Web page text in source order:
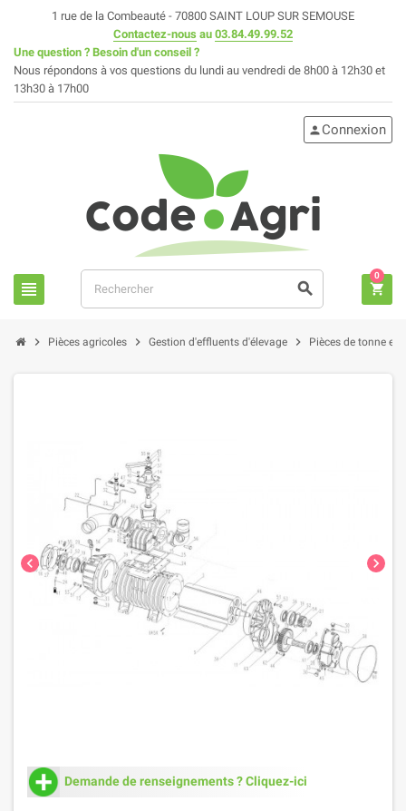
1 rue de la Combeauté - 70800 SAINT LOUP SUR SEMOUSE
Contactez-nous au 03.84.49.99.52
Une question ? Besoin d'un conseil ?
Nous répondons à vos questions du lundi au vendredi de 8h00 à 12h30 et
13h30 à 17h00
view_headline search
person Connexion
shopping_cart
0
chevron_right Pièces agricoles chevron_right Gestion d'effluents d'élevage chevron_right Pièces de tonne et
chevron_left chevron_right
Demande de renseignements ? Cliquez-ici